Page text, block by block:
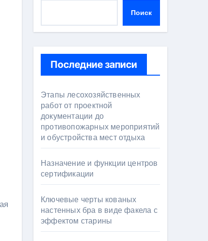
Поиск
Последние записи
Этапы лесохозяйственных
работ от проектной
документации до
противопожарных мероприятий
и обустройства мест отдыха
Назначение и функции центров
сертификации
Ключевые черты кованых
настенных бра в виде факела с
эффектом старины